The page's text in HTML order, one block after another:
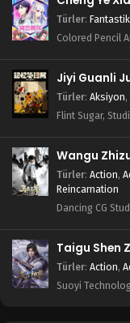
Türler: Fantastik
Colored Pencil
Jiyi Guanli
Türler: Aksiyon,
Flint Sugar,
Wangu
Türler: Action,
Reincarnation
Dancing CG
Taigu Shen
Türler: Action,
Suoyi